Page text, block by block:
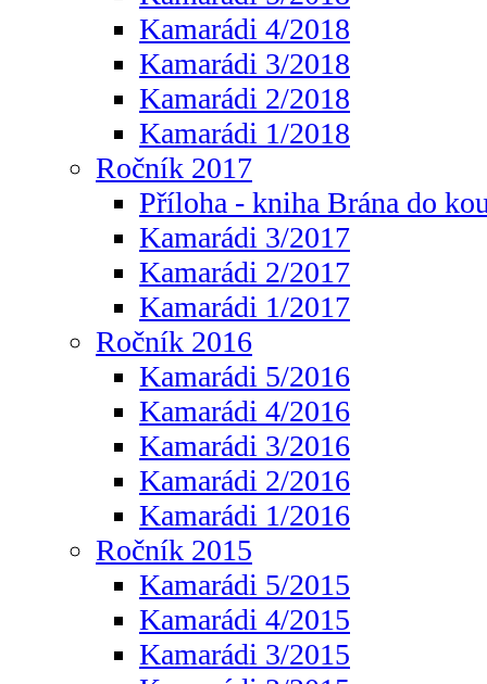
Kamarádi 4/2018
Kamarádi 3/2018
Kamarádi 2/2018
Kamarádi 1/2018
Ročník 2017
Příloha - kniha Brána do
Kamarádi 3/2017
Kamarádi 2/2017
Kamarádi 1/2017
Ročník 2016
Kamarádi 5/2016
Kamarádi 4/2016
Kamarádi 3/2016
Kamarádi 2/2016
Kamarádi 1/2016
Ročník 2015
Kamarádi 5/2015
Kamarádi 4/2015
Kamarádi 3/2015